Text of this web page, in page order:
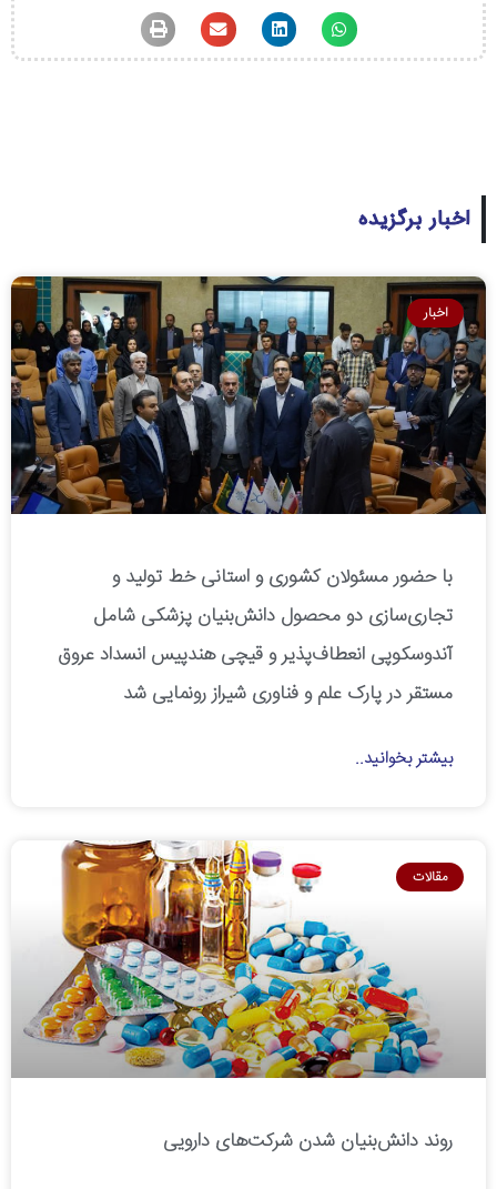
اخبار برگزیده
اخبار
با حضور مسئولان کشوری و استانی خط تولید و
تجاری‌سازی دو محصول دانش‌بنیان پزشکی شامل
آندوسکوپی انعطاف‌پذیر و قیچی هندپیس انسداد عروق
مستقر در پارک علم و فناوری شیراز رونمایی شد
بیشتر بخوانید..
مقالات
روند دانش‌بنیان شدن شرکت‌های دارویی